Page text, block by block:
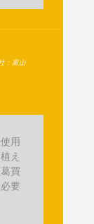
：富山
用
え
買
要